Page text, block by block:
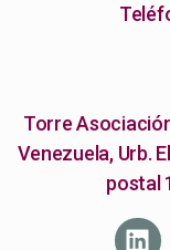
Torre
Venezuela, Urb.
postal